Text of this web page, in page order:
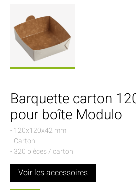
Barquette carton
pour boîte Modulo
- 120x120x42 mm
- Carton
- 320 pièces / carton
Voir les accessoires